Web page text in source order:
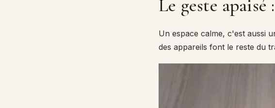
Le geste
Un espace calme, c'est aussi
des appareils font le reste du